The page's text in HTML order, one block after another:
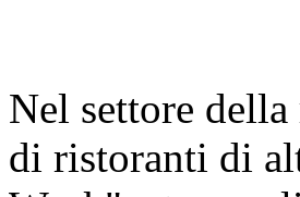
Nel settore
di ristoranti di